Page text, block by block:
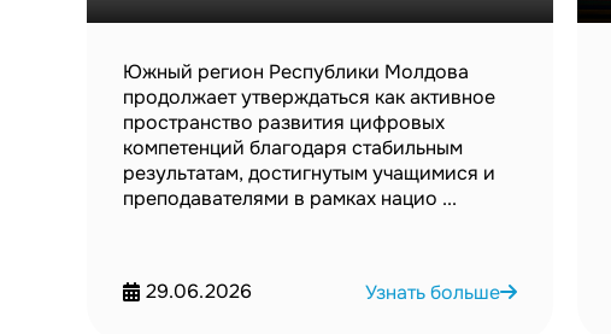
Южный регион Республики Молдова
продолжает утверждаться как активное
пространство развития цифровых
компетенций благодаря стабильным
результатам, достигнутым учащимися и
преподавателями в рамках нацио ...
29.06.2026 Узнать больше